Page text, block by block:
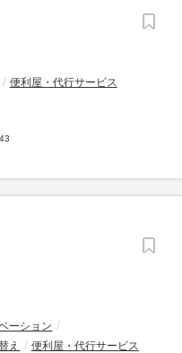
便利屋・代行サービス
ーション
え 便利屋・代行サービス